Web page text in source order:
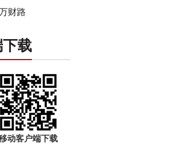
财路
载
动客户端下载